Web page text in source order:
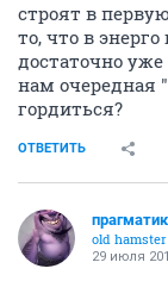
строят в
то, что в
достаточно
нам очередная
гордиться?
ОТВЕТИТЬ
прагматик
old hamster
29 июля